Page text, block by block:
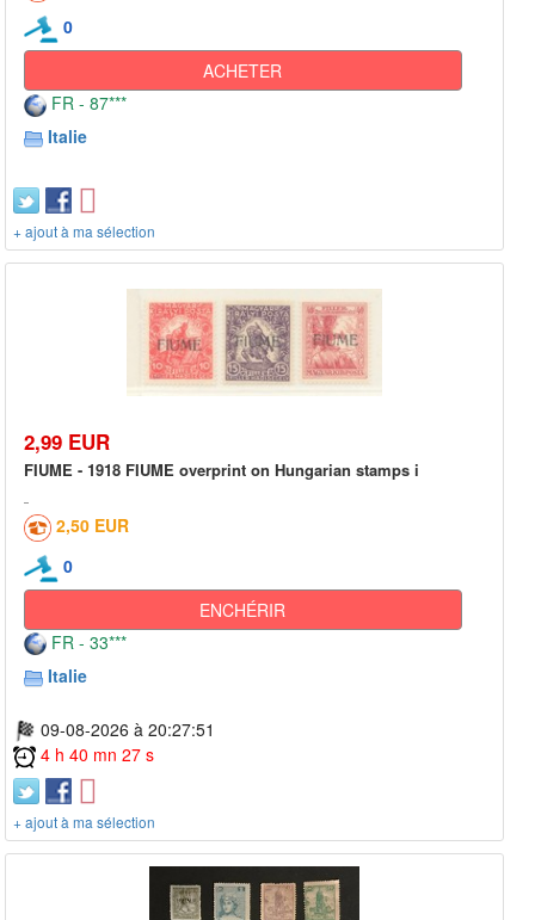
0
ACHETER
FR - 87***
Italie
+ ajout à ma sélection
2,99 EUR
FIUME - 1918 FIUME overprint on Hungarian stamps i
2,50 EUR
0
ENCHÉRIR
FR - 33***
Italie
09-08-2026 à 20:27:51
4 h 40 mn 27 s
+ ajout à ma sélection